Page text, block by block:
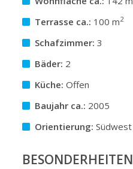
Terrasse ca.: 100 m2
Schafzimmer: 3
Bäder: 2
Küche: Offen
Baujahr ca.: 2005
Orientierung: Südwest
BESONDERHEITEN